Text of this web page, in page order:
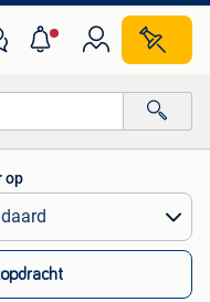
op